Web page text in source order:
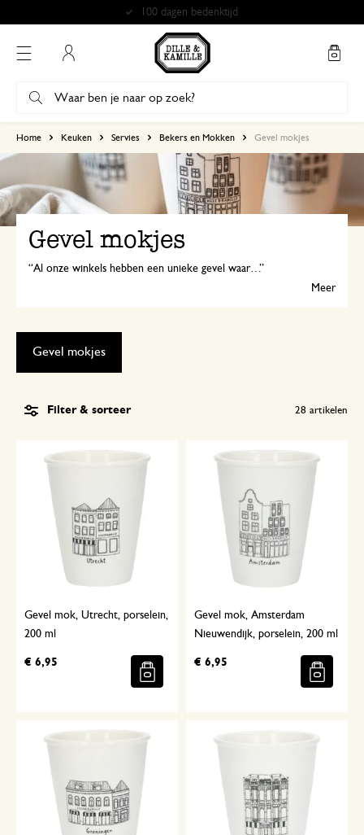
Gratis afhalen in onze winkels*
Home Keuken Servies Bekers en Mokken Gevel mokjes
Gevel mokjes
Al onze winkels hebben een unieke gevel waar we trots op zijn. Om te vieren dat we 50 jaar bestaan, heeft elke Dille & Kamille nu een eigen mok met geveltje. Voor alle Dille-fans!
Meer
Gevel mokjes
Filter & sorteer 28 artikelen
Gevel mok, Utrecht, porselein,
200 ml
€ 6,95
Gevel mok, Amsterdam
Nieuwendijk, porselein, 200 ml
€ 6,95